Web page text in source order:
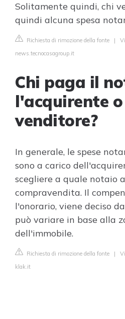
Solitamente quindi, chi
quindi alcuna spesa
Richiesta di rimozione della fonte |
news.tecnocasagroup.it
Chi paga il
l'acquirente
venditore?
In generale, le spese
sono a carico
scegliere a quale notaio
compravendita. Il
l'onorario, viene deciso
può variare in base alla
dell'immobile.
Richiesta di rimozione della fonte |
klak.it